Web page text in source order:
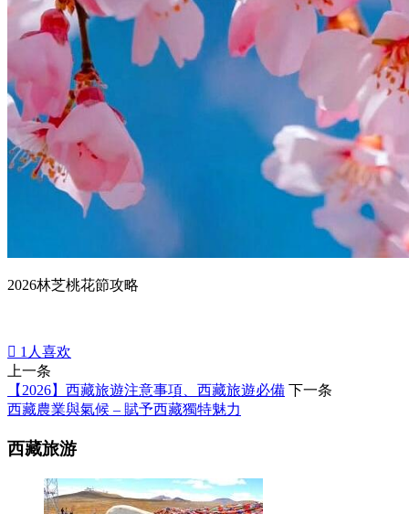
2026林芝桃花節攻略
 1 人喜欢
上一条
【2026】西藏旅遊注意事項、西藏旅遊必備 下一条
西藏農業與氣候 – 賦予西藏獨特魅力
西藏旅游